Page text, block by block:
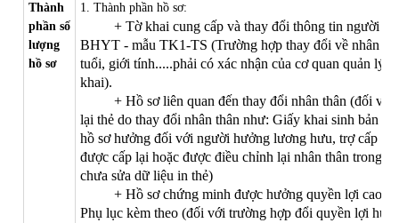
Thành
phần số
lượng
hồ sơ
1. Thành phần hồ sơ:
+ Tờ khai cung cấp và thay đổi thông tin người
BHYT - mẫu TK1-TS (Trường hợp thay đổi về nhân
tuổi, giới tính.....phải có xác nhận của cơ quan quản lý
khai).
+ Hồ sơ liên quan đến thay đổi nhân thân (đối với
lại thẻ do thay đổi nhân thân như: Giấy khai sinh bản
hồ sơ hưởng đối với người hưởng lương hưu, trợ cấp
được cấp lại hoặc được điều chỉnh lại nhân thân trong
chưa sửa dữ liệu in thẻ)
+ Hồ sơ chứng minh được hưởng quyền lợi cao
Phụ lục kèm theo (đối với trường hợp đổi quyền lợi